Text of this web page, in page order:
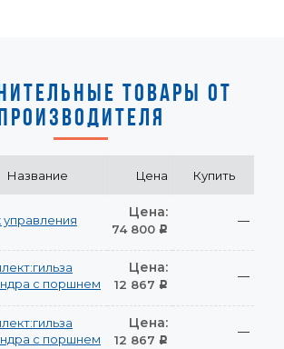
ТОВАРЫ ОТ
Название Цена Купить
управления Цена:
74 800 Р
—
с поршнем
Цена:
12 867 Р
—
с поршнем
Цена:
12 867 Р
—